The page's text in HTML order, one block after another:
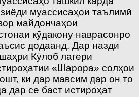
муассисаҳои таълимӣ
майдончаҳои
кӯдакону наврасонро
додаанд. Дар назди
Кӯлоб лагери
«Шарора» солҳои
ки дар мавсим дар он то
дар се баст истироҳат